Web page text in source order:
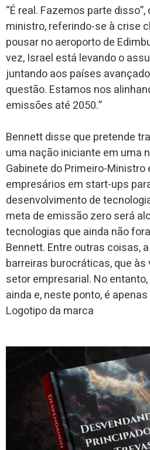
“É real. Fazemos parte
ministro, referindo-se à crise
pousar no aeroporto de
vez, Israel está levando o
juntando aos países
questão. Estamos nos
emissões até 2050.”
Bennett disse que pretende
uma nação iniciante em uma
Gabinete do Primeiro-Ministro
empresários em start-ups
desenvolvimento de
meta de emissão zero será
tecnologias que ainda não
Bennett. Entre outras coisas,
barreiras burocráticas, que
setor empresarial. No
ainda e, neste ponto, é
Logotipo da marca